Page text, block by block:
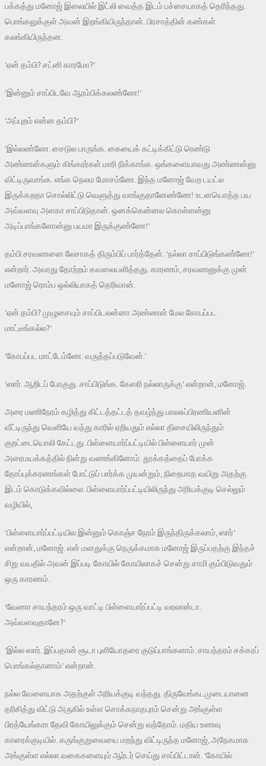
பக்கத்து மனோஜ் இலையில் இட்லி வைத்த இடம் பச்சையாகத் தெரிந்தது.
பொங்கலுக்குள் அவன் இறங்கியிருந்தான். பிரசாத்தின் கண்கள்
கலங்கியிருந்தன.
‘ஏன் தம்பி? சட்னி காரமோ?’
‘இன்னும் சாப்பிடவே ஆரம்பிக்கலண்ணே!’
‘அப்புறம் என்ன தம்பி?’
‘இல்லண்ணே. சைடுல பாருங்க. கையைக் கட்டிக்கிட்டு ரெண்டு
அண்ணன்களும் கிங்கரர்கள் மாரி நிக்காங்க. ஒங்களையாவது அண்ணன்னு
விட்டிருவாங்க. எங்க நெலம மோசம்ணே. இந்த மனோஜ் வேற டயட்ல
இருக்கறதா சொல்லிட்டு வெளுத்து வாங்குதானேண்ணே! உடனயொத்த பய
அவ்வளவு அளகா சாப்பிடுதான். ஒனக்கென்னல கொள்ளன்னு
அடிப்பாங்களோன்னு பயமா இருக்குண்ணே!’
தம்பி சரவணனை லேசாகத் திரும்பிப் பார்த்தேன். ‘நல்லா சாப்பிடுங்கண்ணே!’
என்றார். அவரது தோற்றம் கவலையளித்தது. காரணம், சரவணனுக்கு முன்
மனோஜ் ரொம்ப ஒல்லியாகத் தெரிவான்.
‘ஏன் தம்பி? முழுசையும் சாப்பிடலன்னா அண்ணன் மேல கோபப்பட
மாட்டீங்கல்ல?’
‘கோபப்பட மாட்டேம்ணே. வருத்தப்படுவேன்.’
‘ஸார். ஆறிடப் போகுது. சாப்பிடுங்க. கேஸரி நல்லாருக்கு’ என்றான், மனோஜ்.
அரை மணிநேரம் கழித்து கிட்டத்தட்டத் தவழ்ந்து பாலசுப்பிரணியனின்
வீட்டிருந்து வெளியே வந்து காரில் ஏறியதும் எல்லா திசையிலிருந்தும்
குறட்டையொலி கேட்டது. பிள்ளையார்ப்பட்டியில் பிள்ளையார் முன்
அரைமயக்கத்தில் நின்று வணங்கினோம். தூக்கத்தைப் போக்க
தோப்புக்கரணங்கள் போட்டுப் பார்க்க முயன்றும், நிறைமாத வயிறு அதற்கு
இடம் கொடுக்கவில்லை. பிள்ளையார்ப்பட்டியிலிருந்து அரியக்குடி செல்லும்
வழியில்,
‘பிள்ளையார்ப்பட்டியில இன்னும் கொஞ்ச நேரம் இருந்திருக்கலாம், ஸார்’
என்றான், மனோஜ். என் மனதுக்கு நெருக்கமாக மனோஜ் இருப்பதற்கு இந்தச்
சிறு வயதில் அவன் இப்படி கோயில் கோயிலாகச் சென்று சாமி கும்பிடுவதும்
ஒரு காரணம்.
‘வேணா சாயந்தரம் ஒரு வாட்டி பிள்ளையார்ப்பட்டி வரலான்டா.
அவ்வளவுதானே?’
‘இல்ல ஸார். இப்பதான் சூடா புளியோதரை குடுப்பாங்களாம். சாயந்தரம் சக்கரப்
பொங்கல்தானாம்’ என்றான்.
நல்ல வேளையாக அதற்குள் அரியக்குடி வந்தது. திருவேங்கடமுடையானை
தரிசித்து விட்டு அருகில் உள்ள சொக்கநாதபுரம் சென்று அங்குள்ள
பிரத்யேங்கரா தேவி கோயிலுக்கும் சென்று வந்தோம். மதிய உணவு
காரைக்குடியில். கருங்குறுவையை மறந்து விட்டிருந்த மனோஜ், அநேகமாக
அங்குள்ள எல்லா வகைகளையும் ஆர்டர் செய்து சாப்பிட்டான். ‘கோயில்